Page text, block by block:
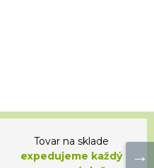
Tovar na sklade
expedujeme každý